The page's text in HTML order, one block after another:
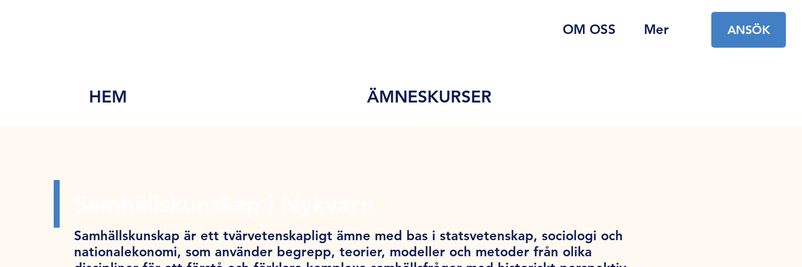
OM OSS Mer ANSÖK
HEM ÄMNESKURSER
Samhällskunskap är ett tvärvetenskapligt ämne med bas i statsvetenskap, sociologi och
nationalekonomi, som använder begrepp, teorier, modeller och metoder från olika